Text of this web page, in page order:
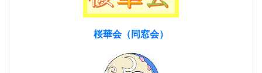
桜華会（同窓会）